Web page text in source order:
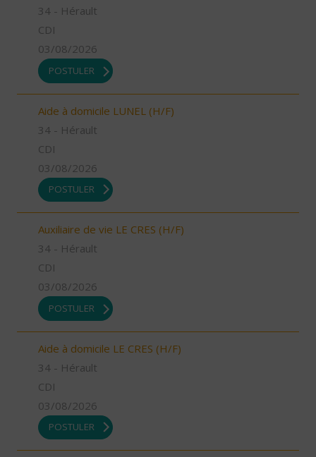
34 - Hérault
CDI
03/08/2026
POSTULER
Aide à domicile LUNEL (H/F)
34 - Hérault
CDI
03/08/2026
POSTULER
Auxiliaire de vie LE CRES (H/F)
34 - Hérault
CDI
03/08/2026
POSTULER
Aide à domicile LE CRES (H/F)
34 - Hérault
CDI
03/08/2026
POSTULER